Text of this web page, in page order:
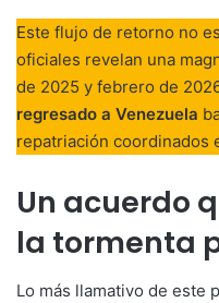
Este flujo de retorno no
oficiales revelan una
de 2025 y febrero de
regresado a Venezuela
repatriación coordinados
Un acuerdo
la tormenta
Lo más llamativo de este